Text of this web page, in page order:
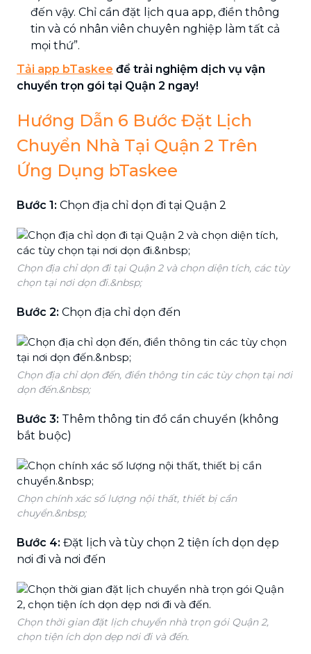
đến vậy. Chỉ cần đặt lịch qua app, điền thông
tin và có nhân viên chuyên nghiệp làm tất cả
mọi thứ”.
Tải app bTaskee để trải nghiệm dịch vụ vận
chuyển trọn gói tại Quận 2 ngay!
Hướng Dẫn 6 Bước Đặt Lịch
Chuyển Nhà Tại Quận 2 Trên
Ứng Dụng bTaskee
Bước 1: Chọn địa chỉ dọn đi tại Quận 2
Chọn địa chỉ dọn đi tại Quận 2 và chọn diện tích, các tùy
chọn tại nơi dọn đi.&nbsp;
Bước 2: Chọn địa chỉ dọn đến
Chọn địa chỉ dọn đến, điền thông tin các tùy chọn tại nơi
dọn đến.&nbsp;
Bước 3: Thêm thông tin đồ cần chuyển (không
bắt buộc)
Chọn chính xác số lượng nội thất, thiết bị cần
chuyển.&nbsp;
Bước 4: Đặt lịch và tùy chọn 2 tiện ích dọn dẹp
nơi đi và nơi đến
Chọn thời gian đặt lịch chuyển nhà trọn gói Quận 2,
chọn tiện ích dọn dẹp nơi đi và đến.